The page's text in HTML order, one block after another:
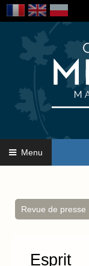
Menu
Revue de presse
Esprit